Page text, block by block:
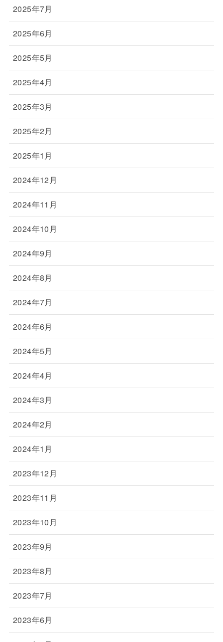
2025年7月
2025年6月
2025年5月
2025年4月
2025年3月
2025年2月
2025年1月
2024年12月
2024年11月
2024年10月
2024年9月
2024年8月
2024年7月
2024年6月
2024年5月
2024年4月
2024年3月
2024年2月
2024年1月
2023年12月
2023年11月
2023年10月
2023年9月
2023年8月
2023年7月
2023年6月